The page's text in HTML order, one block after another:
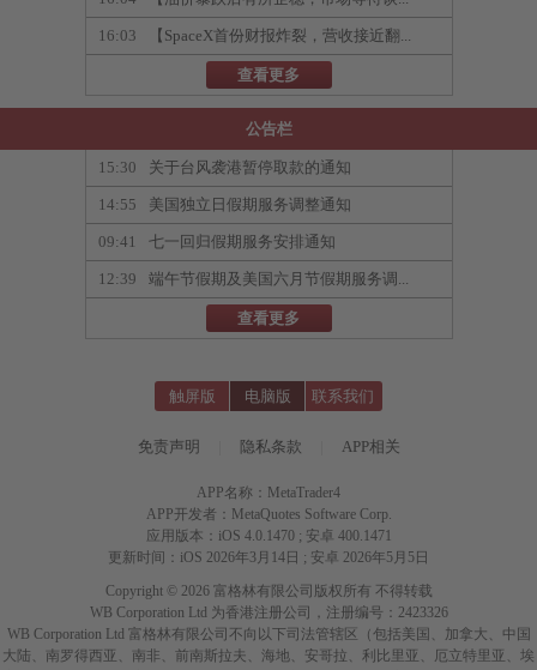
16:03 【SpaceX首份财报炸裂，营收接近翻...
查看更多
公告栏
15:30 关于台风袭港暂停取款的通知
14:55 美国独立日假期服务调整通知
09:41 七一回归假期服务安排通知
12:39 端午节假期及美国六月节假期服务调...
查看更多
触屏版 电脑版 联系我们
免责声明 隐私条款 APP相关
APP名称：MetaTrader4
APP开发者：MetaQuotes Software Corp.
应用版本：iOS 4.0.1470 ; 安卓 400.1471
更新时间：iOS 2026年3月14日 ; 安卓 2026年5月5日
Copyright © 2026 富格林有限公司版权所有 不得转载
WB Corporation Ltd 为香港注册公司，注册编号：2423326
WB Corporation Ltd 富格林有限公司不向以下司法管辖区（包括美国、加拿大、中国
大陆、南罗得西亚、南非、前南斯拉夫、海地、安哥拉、利比里亚、厄立特里亚、埃